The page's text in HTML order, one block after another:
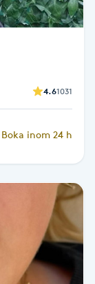
4.61031
Boka inom 24 h